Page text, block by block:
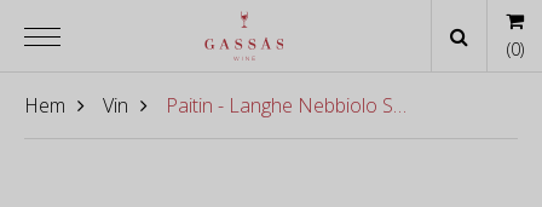
Hem Vin Paitin - Langhe Nebbiolo Starda 2023
(0)